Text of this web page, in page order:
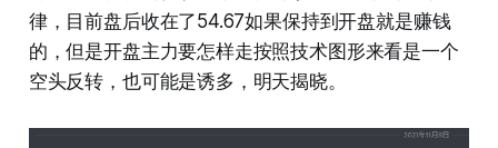
律，目前盘后收在了54.67如果保持到开盘就是赚钱
的，但是开盘主力要怎样走按照技术图形来看是一个
空头反转，也可能是诱多，明天揭晓。